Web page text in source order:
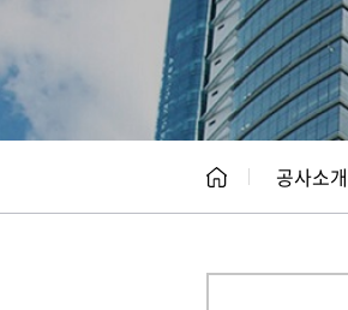
공사소개